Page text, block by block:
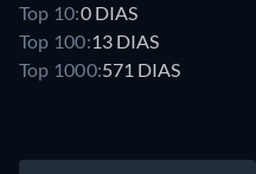
Top 10:0 DIAS
Top 100:13 DIAS
Top 1000:571 DIAS